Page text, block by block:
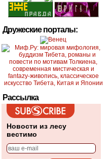
Дружеские порталы:
Рассылка
Новости из лесу
вестимо